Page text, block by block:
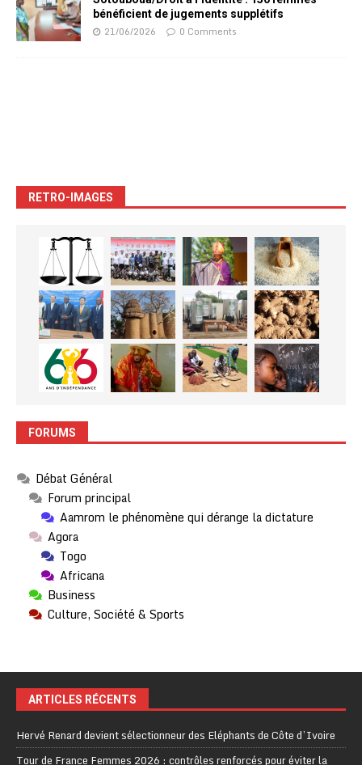
bénéficient de jugements supplétifs
21/06/2026 0 Comments
RETRO-IMAGES
FORUMS
Débat Général
Forum principal
Aamrom le phénomène qui dérange la dictature
Agora
Togo
Africana
Business
Culture, Société & Sports
ARTICLES RÉCENTS
Hervé Renard devient sélectionneur des Eléphants de Côte d’Ivoire
Tour de France Femmes 2026 : contrôles renforcés pour éviter la